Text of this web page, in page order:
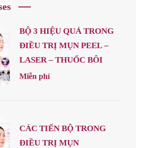
BỘ 3 HIỆU QUẢ TRONG
ĐIỀU TRỊ MỤN PEEL –
LASER – THUỐC BÔI
Miễn phí
CÁC TIẾN BỘ TRONG
ĐIỀU TRỊ MỤN